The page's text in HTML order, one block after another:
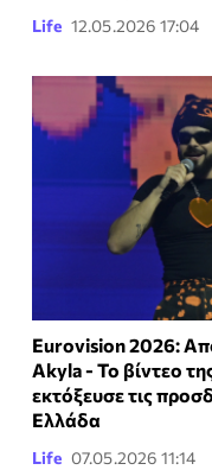
Life 12.05.2026 17:04
Eurovision 2026:
Akyla - Το βίντεο
εκτόξευσε τις
Ελλάδα
Life 07.05.2026 11:14